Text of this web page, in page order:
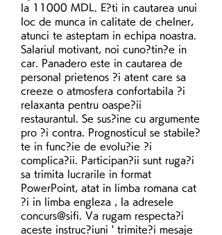
la 11000 MDL. E?ti in cautarea unui
loc de munca in calitate de chelner,
atunci te asteptam in echipa noastra.
Salariul motivant, noi cuno?tin?e in
car. Panadero este in cautarea de
personal prietenos ?i atent care sa
creeze o atmosfera confortabila ?i
relaxanta pentru oaspe?ii
restaurantul. Se sus?ine cu argumente
pro ?i contra. Prognosticul se stabile?
te in func?ie de evolu?ie ?i
complica?ii. Participan?ii sunt ruga?i
sa trimita lucrarile in format
PowerPoint, atat in limba romana cat
?i in limba engleza , la adresele
concurs@sifi. Va rugam respecta?i
aceste instruc?iuni ' trimite?i mesaje